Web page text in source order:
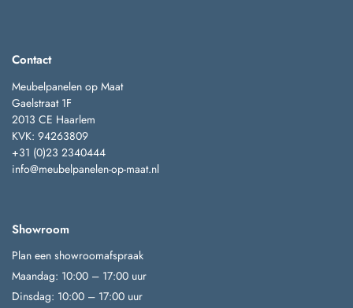
Contact
Meubelpanelen op Maat
Gaelstraat 1F
2013 CE Haarlem
KVK: 94263809
+31 (0)23 2340444
info@meubelpanelen-op-maat.nl
Showroom
Plan een showroomafspraak
Maandag: 10:00 – 17:00 uur
Dinsdag: 10:00 – 17:00 uur